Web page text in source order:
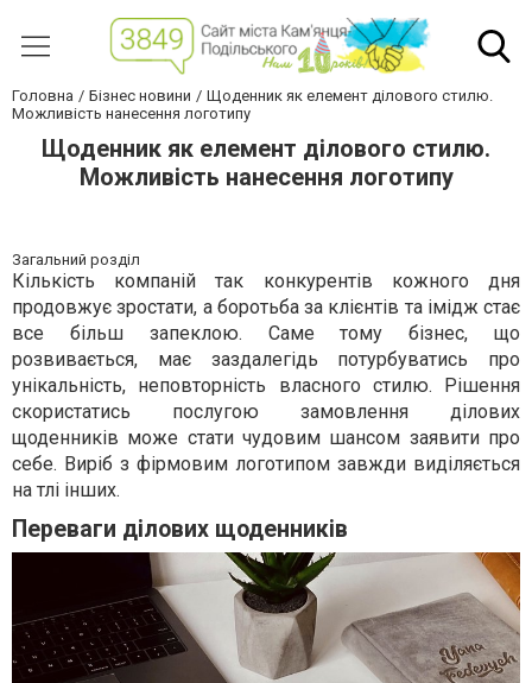
Головна Бізнес новини
Щоденник як елемент ділового стилю.
Можливість нанесення логотипу
Щоденник як елемент ділового стилю.
Можливість нанесення логотипу
Загальний розділ
Кількість компаній так конкурентів кожного дня
продовжує зростати, а боротьба за клієнтів та імідж стає
все більш запеклою. Саме тому бізнес, що
розвивається, має заздалегідь потурбуватись про
унікальність, неповторність власного стилю. Рішення
скористатись послугою замовлення ділових
щоденників може стати чудовим шансом заявити про
себе. Виріб з фірмовим логотипом завжди виділяється
на тлі інших.
Переваги ділових щоденників